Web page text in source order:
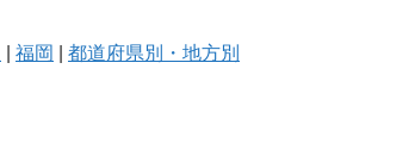
福岡 都道府県別・地方別